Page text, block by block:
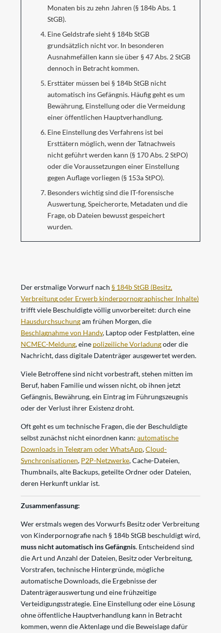
Monaten bis zu zehn Jahren (§ 184b Abs. 1
StGB).
Eine Geldstrafe sieht § 184b StGB
grundsätzlich nicht vor. In besonderen
Ausnahmefällen kann sie über § 47 Abs. 2 StGB
dennoch in Betracht kommen.
Ersttäter müssen bei § 184b StGB nicht
automatisch ins Gefängnis. Häufig geht es um
Bewährung, Einstellung oder die Vermeidung
einer öffentlichen Hauptverhandlung.
Eine Einstellung des Verfahrens ist bei
Ersttätern möglich, wenn der Tatnachweis
nicht geführt werden kann (§ 170 Abs. 2 StPO)
oder die Voraussetzungen einer Einstellung
gegen Auflage vorliegen (§ 153a StPO).
Besonders wichtig sind die IT-forensische
Auswertung, Speicherorte, Metadaten und die
Frage, ob Dateien bewusst gespeichert
wurden.
Der erstmalige Vorwurf nach § 184b StGB (Besitz,
Verbreitung oder Erwerb kinderpornographischer Inhalte)
trifft viele Beschuldigte völlig unvorbereitet: durch eine
Hausdurchsuchungam frühen Morgen, die
Beschlagnahme von Handy, Laptop oder Festplatten, eine
NCMEC-Meldung, eine polizeiliche Vorladungoder die
Nachricht, dass digitale Datenträger ausgewertet werden.
Viele Betroffene sind nicht vorbestraft, stehen mitten im
Beruf, haben Familie und wissen nicht, ob ihnen jetzt
Gefängnis, Bewährung, ein Eintrag im Führungszeugnis
oder der Verlust ihrer Existenz droht.
Oft geht es um technische Fragen, die der Beschuldigte
selbst zunächst nicht einordnen kann: automatische
Downloads in Telegram oder WhatsApp,Cloud-
Synchronisationen, P2P-Netzwerke, Cache-Dateien,
Thumbnails, alte Backups, geteilte Ordner oder Dateien,
deren Herkunft unklar ist.
Zusammenfassung:
Wer erstmals wegen des Vorwurfs Besitz oder Verbreitung
von Kinderpornografie nach § 184b StGB beschuldigt wird,
muss nicht automatisch ins Gefängnis. Entscheidend sind
die Art und Anzahl der Dateien, Besitz oder Verbreitung,
Vorstrafen, technische Hintergründe, mögliche
automatische Downloads, die Ergebnisse der
Datenträgerauswertung und eine frühzeitige
Verteidigungsstrategie. Eine Einstellung oder eine Lösung
ohne öffentliche Hauptverhandlung kann in Betracht
kommen, wenn die Aktenlage und die Beweislage dafür